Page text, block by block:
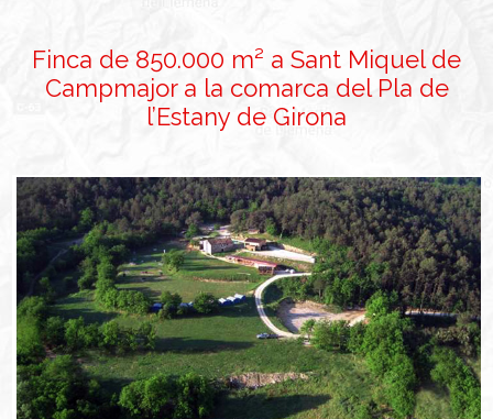
Finca de 850.000 m² a Sant Miquel de
Campmajor a la comarca del Pla de
l’Estany de Girona